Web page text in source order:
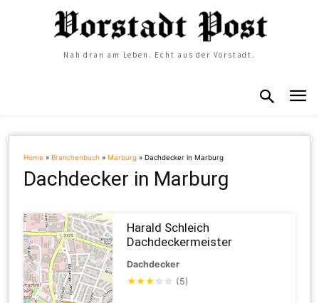
Nah dran am Leben. Echt aus der Vorstadt.
Home »Branchenbuch »Marburg »Dachdecker in Marburg
Dachdecker in Marburg
Harald Schleich
Dachdeckermeister
Dachdecker
★★★ ☆ ☆ (5)